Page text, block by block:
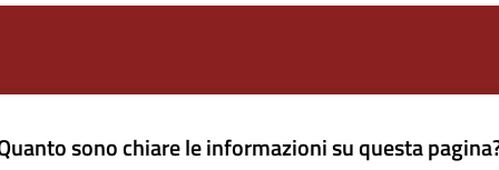
sono chiare le informazioni su questa